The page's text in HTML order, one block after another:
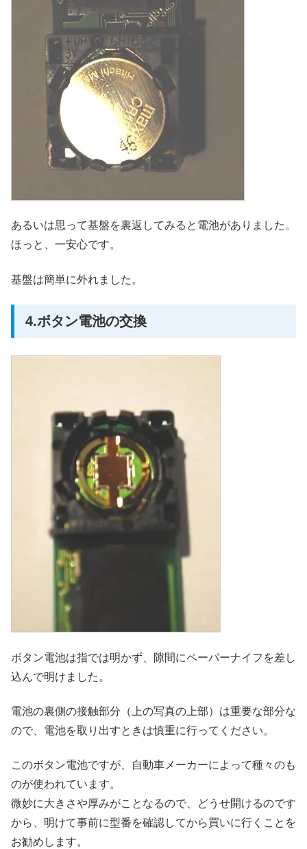
あるいは思って基盤を裏返してみると電池がありました。
ほっと、一安心です。
基盤は簡単に外れました。
4.ボタン電池の交換
ボタン電池は指では明かず、隙間にペーパーナイフを差し
込んで明けました。
電池の裏側の接触部分（上の写真の上部）は重要な部分な
ので、電池を取り出すときは慎重に行ってください。
このボタン電池ですが、自動車メーカーによって種々のも
のが使われています。
微妙に大きさや厚みがことなるので、どうせ開けるのです
から、明けて事前に型番を確認してから買いに行くことを
お勧めします。